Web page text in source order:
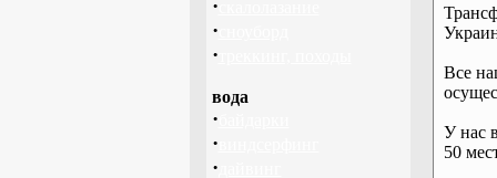
·
·
·
вода
·
·
·
Все
У нас
50